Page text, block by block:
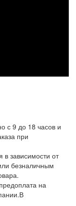
с 9 до 18 часов и
при
в зависимости от
безналичным
на